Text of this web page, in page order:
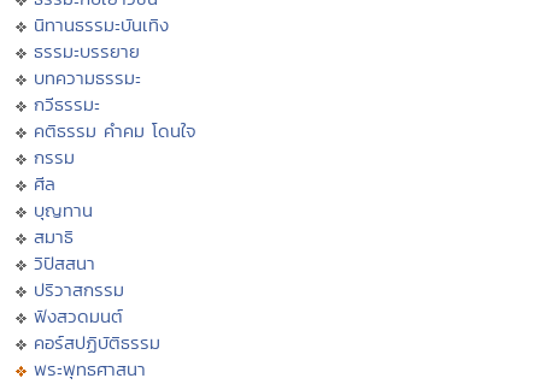
นิทานธรรมะบันเทิง
ธรรมะบรรยาย
บทความธรรมะ
กวีธรรมะ
คติธรรม คำคม โดนใจ
กรรม
ศีล
บุญทาน
สมาธิ
วิปัสสนา
ปริวาสกรรม
ฟังสวดมนต์
คอร์สปฏิบัติธรรม
พระพุทธศาสนา